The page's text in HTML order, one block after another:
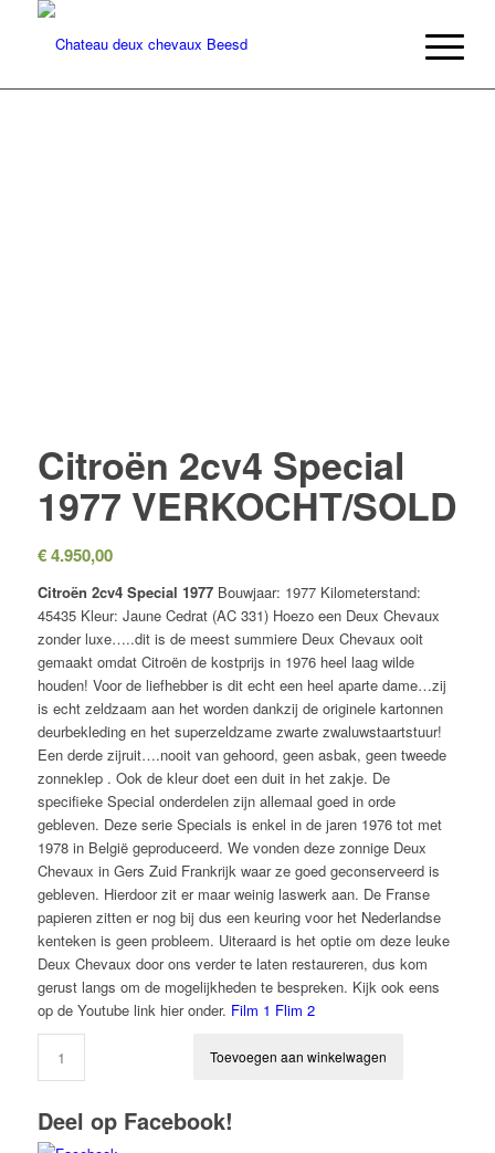
Citroën 2cv4 Special
1977 VERKOCHT/SOLD
€4.950,00
Citroën 2cv4 Special 1977Bouwjaar: 1977 Kilometerstand:
45435 Kleur: Jaune Cedrat (AC 331) Hoezo een Deux Chevaux
zonder luxe…..dit is de meest summiere Deux Chevaux ooit
gemaakt omdat Citroën de kostprijs in 1976 heel laag wilde
houden! Voor de liefhebber is dit echt een heel aparte dame…zij
is echt zeldzaam aan het worden dankzij de originele kartonnen
deurbekleding en het superzeldzame zwarte zwaluwstaartstuur!
Een derde zijruit….nooit van gehoord, geen asbak, geen tweede
zonneklep . Ook de kleur doet een duit in het zakje. De
specifieke Special onderdelen zijn allemaal goed in orde
gebleven. Deze serie Specials is enkel in de jaren 1976 tot met
1978 in België geproduceerd. We vonden deze zonnige Deux
Chevaux in Gers Zuid Frankrijk waar ze goed geconserveerd is
gebleven. Hierdoor zit er maar weinig laswerk aan. De Franse
papieren zitten er nog bij dus een keuring voor het Nederlandse
kenteken is geen probleem. Uiteraard is het optie om deze leuke
Deux Chevaux door ons verder te laten restaureren, dus kom
gerust langs om de mogelijkheden te bespreken. Kijk ook eens
op de Youtube link hier onder. Film 1 Flim 2
Toevoegen aan winkelwagen
Deel op Facebook!